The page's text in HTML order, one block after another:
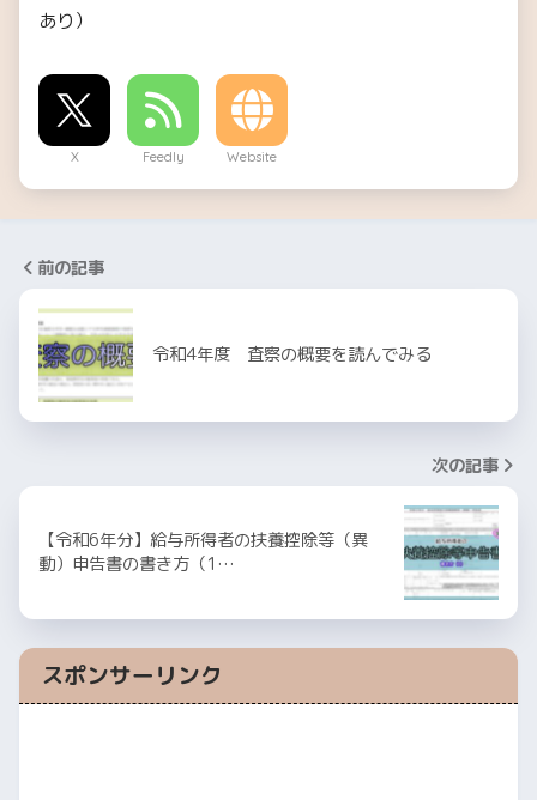
あり）
X Feedly Website
前の記事
令和4年度 査察の概要を読んでみる
次の記事
【令和6年分】給与所得者の扶養控除等（異
動）申告書の書き方（1…
スポンサーリンク